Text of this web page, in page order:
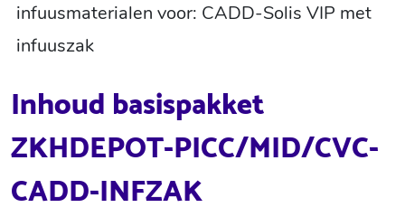
infuusmaterialen voor: CADD-Solis VIP met
infuuszak
Inhoud basispakket
ZKHDEPOT-PICC/MID/CVC-
CADD-INFZAK